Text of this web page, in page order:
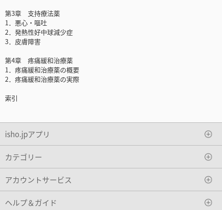
第3章 支持療法薬
1．悪心・嘔吐
2．発熱性好中球減少症
3．皮膚障害
第4章 疼痛緩和治療薬
1．疼痛緩和治療薬の概要
2．疼痛緩和治療薬の実際
索引
isho.jpアプリ
カテゴリー
アカウントサービス
ヘルプ＆ガイド